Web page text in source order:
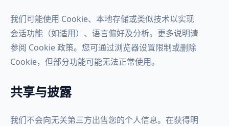
我们可能使用 Cookie、本地存储或类似技术以实现
会话功能（如适用）、语言偏好及分析。更多说明请
参阅 Cookie 政策。您可通过浏览器设置限制或删除
Cookie，但部分功能可能无法正常使用。
共享与披露
我们不会向无关第三方出售您的个人信息。在获得明